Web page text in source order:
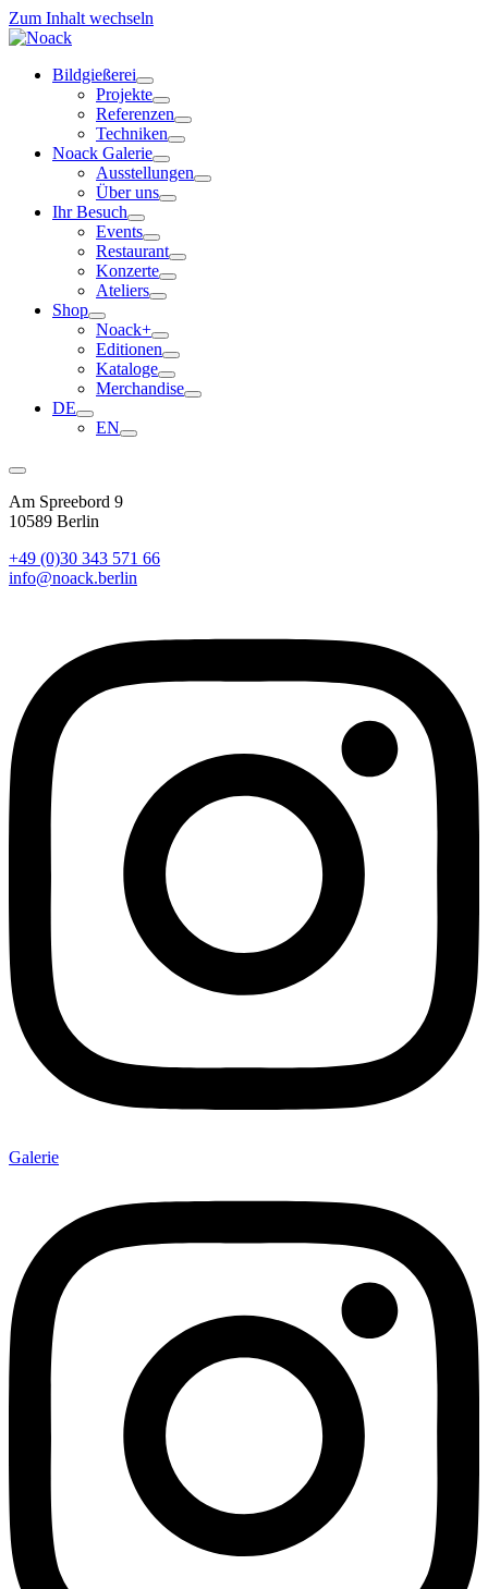
Zum Inhalt wechseln
Bildgießerei
Projekte
Referenzen
Techniken
Noack Galerie
Ausstellungen
Über uns
Ihr Besuch
Events
Restaurant
Konzerte
Ateliers
Shop
Noack+
Editionen
Kataloge
Merchandise
DE
EN
Am Spreebord 9
10589 Berlin
+49 (0)30 343 571 66
info@noack.berlin
Galerie